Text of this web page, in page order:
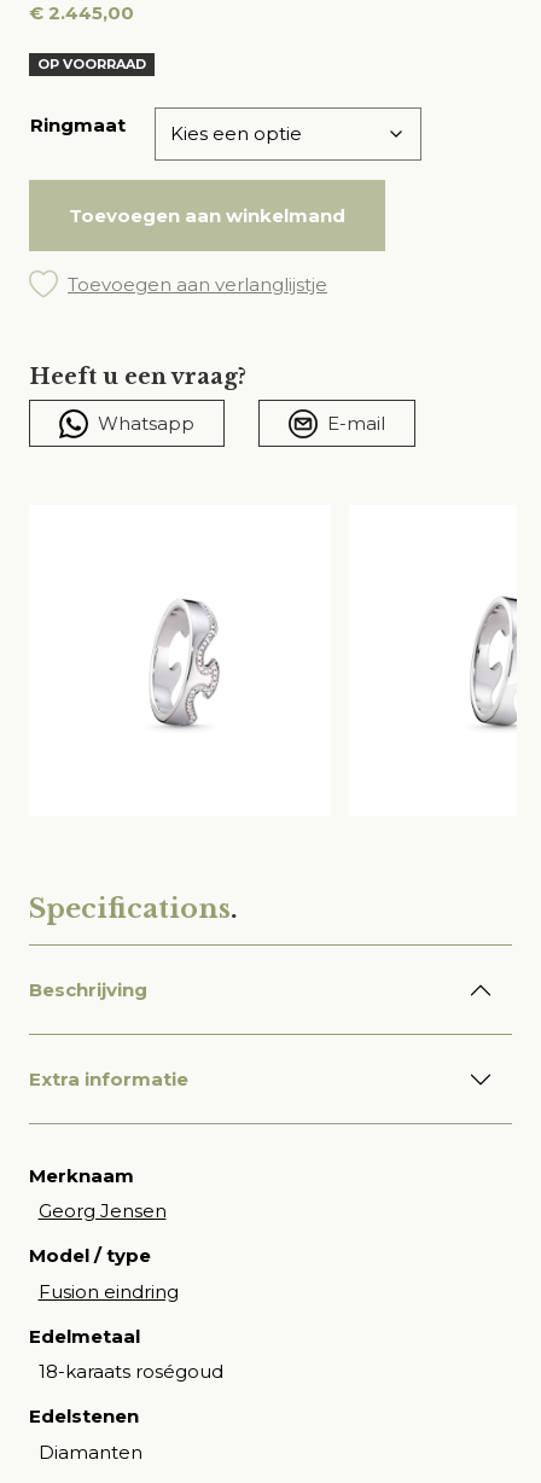
€ 2.445,00
OP VOORRAAD
Ringmaat
Toevoegen aan winkelmand
Toevoegen aan verlanglijstje
Heeft u een vraag?
Whatsapp E-mail
Specifications.
Beschrijving
Extra informatie
Merknaam
Georg Jensen
Model / type
Fusion eindring
Edelmetaal
18-karaats roségoud
Edelstenen
Diamanten